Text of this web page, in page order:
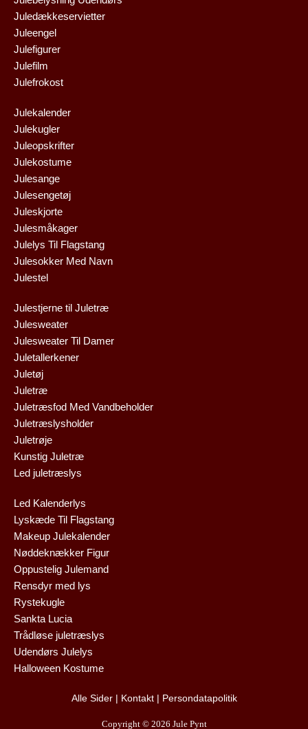
Juledækkeservietter
Juleengel
Julefigurer
Julefilm
Julefrokost
Julekalender
Julekugler
Juleopskrifter
Julekostume
Julesange
Julesengetøj
Juleskjorte
Julesmåkager
Julelys Til Flagstang
Julesokker Med Navn
Julestel
Julestjerne til Juletræ
Julesweater
Julesweater Til Damer
Juletallerkener
Juletøj
Juletræ
Juletræsfod Med Vandbeholder
Juletræslysholder
Juletrøje
Kunstig Juletræ
Led juletræslys
Led Kalenderlys
Lyskæde Til Flagstang
Makeup Julekalender
Nøddeknækker Figur
Oppustelig Julemand
Rensdyr med lys
Rystekugle
Sankta Lucia
Trådløse juletræslys
Udendørs Julelys
Halloween Kostume
Alle Sider| Kontakt| Persondatapolitik
Copyright © 2026 Jule Pynt